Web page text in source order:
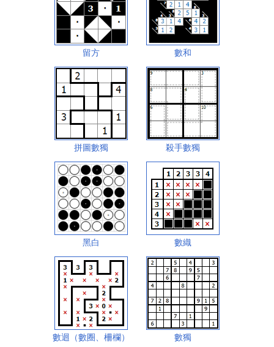
留方 數和
拼圖數獨 殺手數獨
黑白 數織
數迴（數圈、柵欄） 數獨